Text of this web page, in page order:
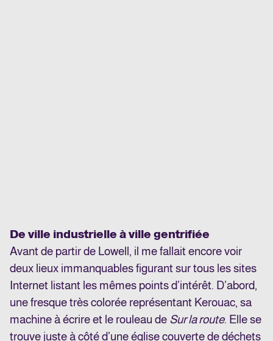
De ville industrielle à ville gentrifiée
Avant de partir de Lowell, il me fallait encore voir
deux lieux immanquables figurant sur tous les sites
Internet listant les mêmes points d’intérêt. D’abord,
une fresque très colorée représentant Kerouac, sa
machine à écrire et le rouleau de Sur la route. Elle se
trouve juste à côté d’une église couverte de déchets